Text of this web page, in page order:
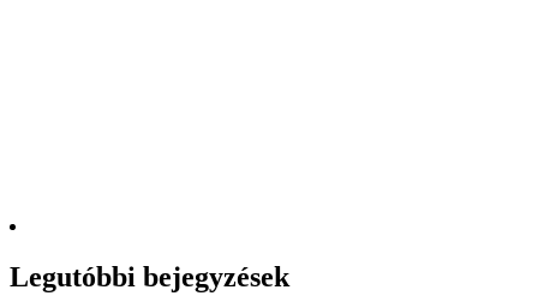
Legutóbbi bejegyzések